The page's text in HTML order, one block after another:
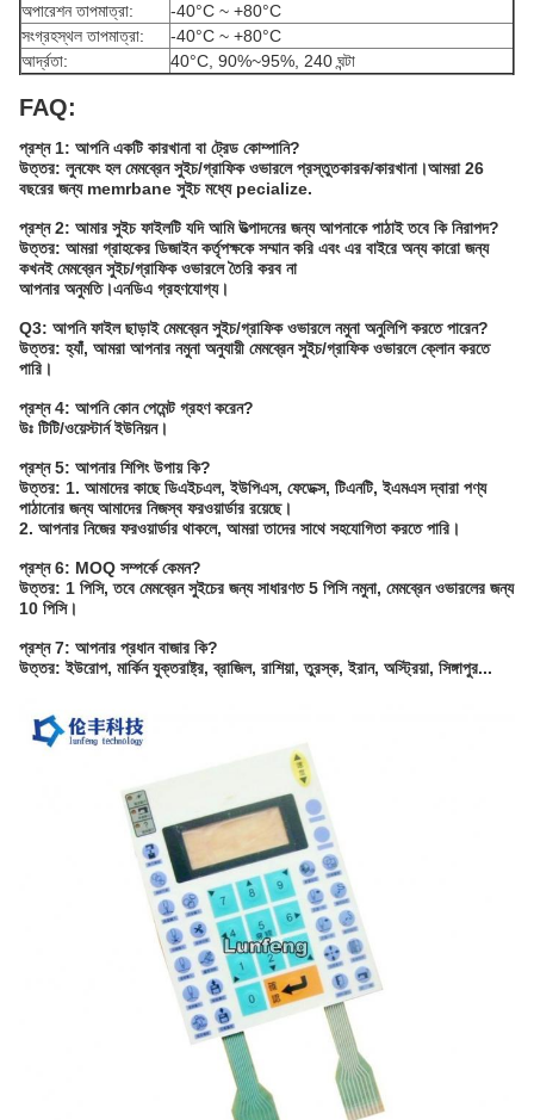
অপারেশন তাপমাত্রা:
-40°C ~ +80°C
সংগ্রহস্থল তাপমাত্রা:
-40°C ~ +80°C
আর্দ্রতা:
40°C, 90%~95%, 240 ঘন্টা
FAQ:
প্রশ্ন 1: আপনি একটি কারখানা বা ট্রেড কোম্পানি?
উত্তর: লুনফেং হল মেমব্রেন সুইচ/গ্রাফিক ওভারলে প্রস্তুতকারক/কারখানা।আমরা 26
বছরের জন্য memrbane সুইচ মধ্যে pecialize.
প্রশ্ন 2: আমার সুইচ ফাইলটি যদি আমি উত্পাদনের জন্য আপনাকে পাঠাই তবে কি নিরাপদ?
উত্তর: আমরা গ্রাহকের ডিজাইন কর্তৃপক্ষকে সম্মান করি এবং এর বাইরে অন্য কারো জন্য
কখনই মেমব্রেন সুইচ/গ্রাফিক ওভারলে তৈরি করব না
আপনার অনুমতি।এনডিএ গ্রহণযোগ্য।
Q3: আপনি ফাইল ছাড়াই মেমব্রেন সুইচ/গ্রাফিক ওভারলে নমুনা অনুলিপি করতে পারেন?
উত্তর: হ্যাঁ, আমরা আপনার নমুনা অনুযায়ী মেমব্রেন সুইচ/গ্রাফিক ওভারলে ক্লোন করতে
পারি।
প্রশ্ন 4: আপনি কোন পেমেন্ট গ্রহণ করেন?
উঃ টিটি/ওয়েস্টার্ন ইউনিয়ন।
প্রশ্ন 5: আপনার শিপিং উপায় কি?
উত্তর: 1. আমাদের কাছে ডিএইচএল, ইউপিএস, ফেডেক্স, টিএনটি, ইএমএস দ্বারা পণ্য
পাঠানোর জন্য আমাদের নিজস্ব ফরওয়ার্ডার রয়েছে।
2. আপনার নিজের ফরওয়ার্ডার থাকলে, আমরা তাদের সাথে সহযোগিতা করতে পারি।
প্রশ্ন 6: MOQ সম্পর্কে কেমন?
উত্তর: 1 পিসি, তবে মেমব্রেন সুইচের জন্য সাধারণত 5 পিসি নমুনা, মেমব্রেন ওভারলের জন্য
10 পিসি।
প্রশ্ন 7: আপনার প্রধান বাজার কি?
উত্তর: ইউরোপ, মার্কিন যুক্তরাষ্ট্র, ব্রাজিল, রাশিয়া, তুরস্ক, ইরান, অস্ট্রিয়া, সিঙ্গাপুর...